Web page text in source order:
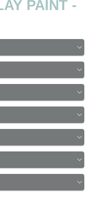
PAINT -